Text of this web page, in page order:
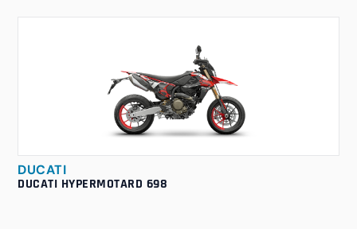
DUCATI
DUCATI HYPERMOTARD 698